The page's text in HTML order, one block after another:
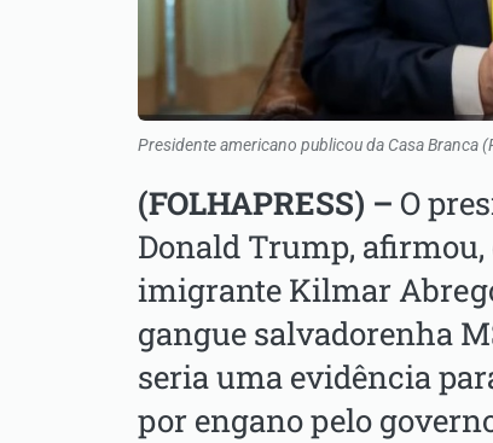
Presidente americano publicou da Casa Branca
(FOLHAPRESS) – O
Donald Trump, afirmou,
imigrante Kilmar
gangue salvadorenha
seria uma evidência
por engano pelo